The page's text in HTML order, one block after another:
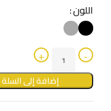
اللون
إضافة إلى السلة